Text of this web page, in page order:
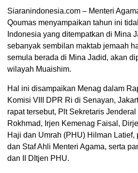
Siaranindonesia.com – Menteri
Qoumas menyampaikan tahun ini
Indonesia yang ditempatkan di Mina
sebanyak sembilan maktab jemaah
semula berada di Mina Jadid, akan
wilayah Muaishim.
Hal ini disampaikan Menag dalam
Komisi VIII DPR Ri di Senayan,
rapat tersebut, Plt Sekretaris
Rokhmad, Irjen Kemenag Faisal,
Haji dan Umrah (PHU) Hilman Latief,
dan Staf Ahli Menteri Agama, serta
dan II DItjen PHU.